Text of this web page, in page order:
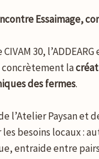
Essaimage,
CIVAM 30,
la
des fermes.
l’Atelier Paysan et
les besoins locaux :
entraide entre